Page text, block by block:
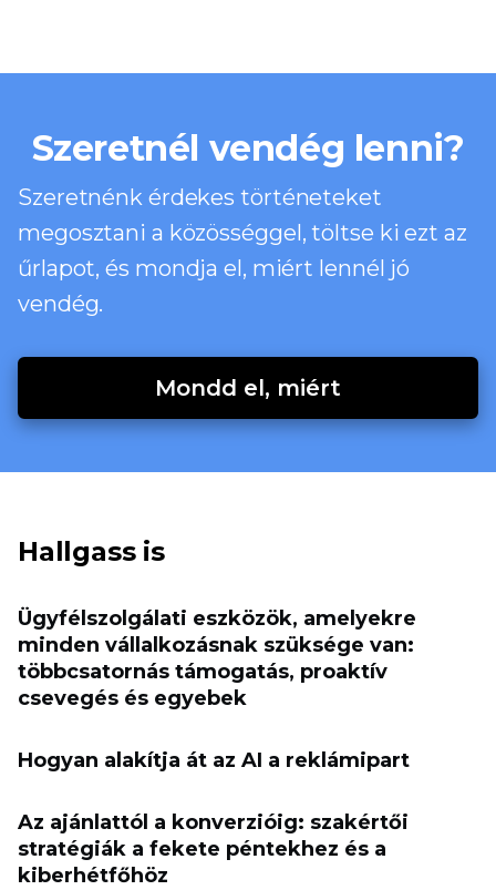
Szeretnél vendég lenni?
Szeretnénk érdekes történeteket
megosztani a közösséggel, töltse ki ezt az
űrlapot, és mondja el, miért lennél jó
vendég.
Mondd el, miért
Hallgass is
Ügyfélszolgálati eszközök, amelyekre
minden vállalkozásnak szüksége van:
többcsatornás támogatás, proaktív
csevegés és egyebek
Hogyan alakítja át az AI a reklámipart
Az ajánlattól a konverzióig: szakértői
stratégiák a fekete péntekhez és a
kiberhétfőhöz